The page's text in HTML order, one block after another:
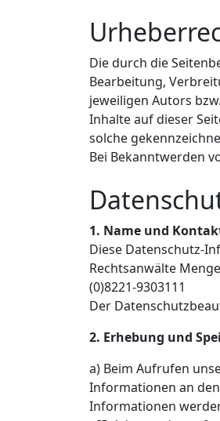
Die durch die
Bearbeitung,
jeweiligen Autors
Inhalte auf dieser
solche
Bei Bekanntwerden
1. Name und
Diese Datenschutz-
Rechtsanwälte
(0)8221-9303111
Der
2. Erhebung und
a) Beim Aufrufen
Informationen an
Informationen